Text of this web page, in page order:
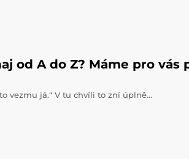
od A do Z? Máme pro vás
vezmu já.“ V tu chvíli to zní úplně…